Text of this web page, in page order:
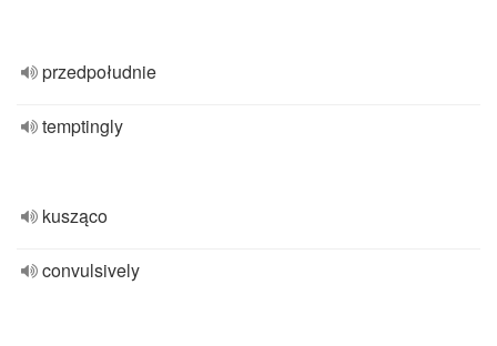
przedpołudnie
temptingly
kusząco
convulsively